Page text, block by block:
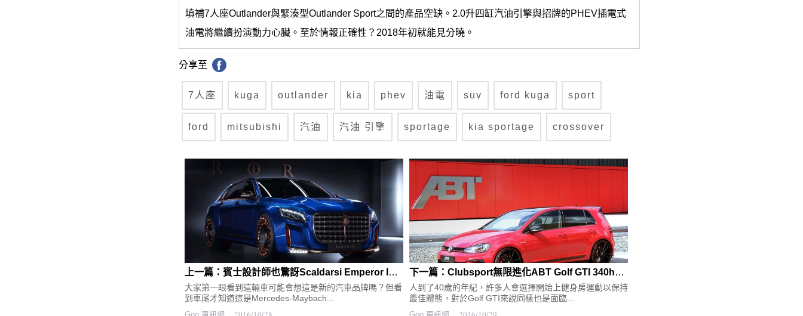
填補7人座Outlander與緊湊型Outlander Sport之間的產品空缺。2.0升四缸汽油引擎與招牌的PHEV插電式
油電將繼續扮演動力心臟。至於情報正確性？2018年初就能見分曉。
分享至
7人座 kuga outlander kia phev 油電 suv ford kuga sport
ford mitsubishi 汽油 汽油 引擎 sportage kia sportage crossover
上一篇：賓士設計師也驚訝Scaldarsi Emperor I古怪的造型，似乎改過頭了
大家第一眼看到這輛車可能會想這是新的汽車品牌嗎？但看
到車尾才知道這是Mercedes-Maybach...
下一篇：Clubsport無限進化ABT Golf GTI 340hp達陣
人到了40歲的年紀，許多人會選擇開始上健身房運動以保持
最佳體態，對於Golf GTI來說同樣也是面臨...